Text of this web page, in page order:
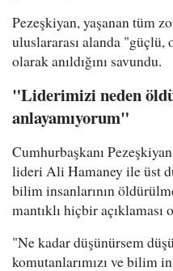
Pezeşkiyan, yaşanan tüm
uluslararası alanda "güçlü,
olarak anıldığını savundu.
"Liderimizi neden
anlayamıyorum"
Cumhurbaşkanı
lideri Ali Hamaney ile üst
bilim insanlarının
mantıklı hiçbir açıklaması
"Ne kadar düşünürsem
komutanlarımızı ve bilim